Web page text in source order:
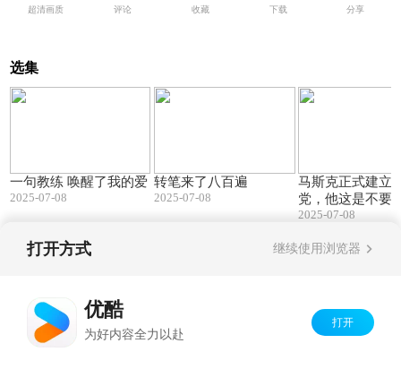
超清画质 评论 收藏 下载 分享
选集
一句教练 唤醒了我的爱
2025-07-08
转笔来了八百遍
2025-07-08
马斯克正式建立
党，他这是不要
吗？他已经在讨
召开了
2025-07-08
打开方式 继续使用浏览器
优酷
为好内容全力以赴
打开